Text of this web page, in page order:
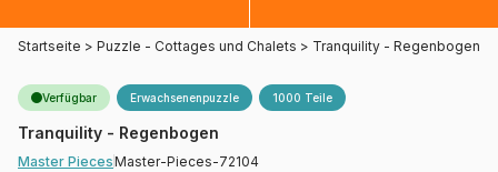
Startseite > Puzzle - Cottages und Chalets > Tranquility - Regenbogen
Verfügbar Erwachsenenpuzzle 1000 Teile
Tranquility - Regenbogen
Master PiecesMaster-Pieces-72104